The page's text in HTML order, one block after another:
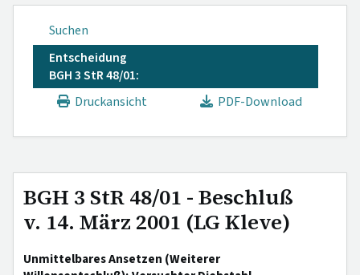
Suchen
Entscheidung
BGH 3 StR 48/01:
Druckansicht
PDF-Download
BGH 3 StR 48/01 - Beschluß
v. 14. März 2001 (LG Kleve)
Unmittelbares Ansetzen (Weiterer